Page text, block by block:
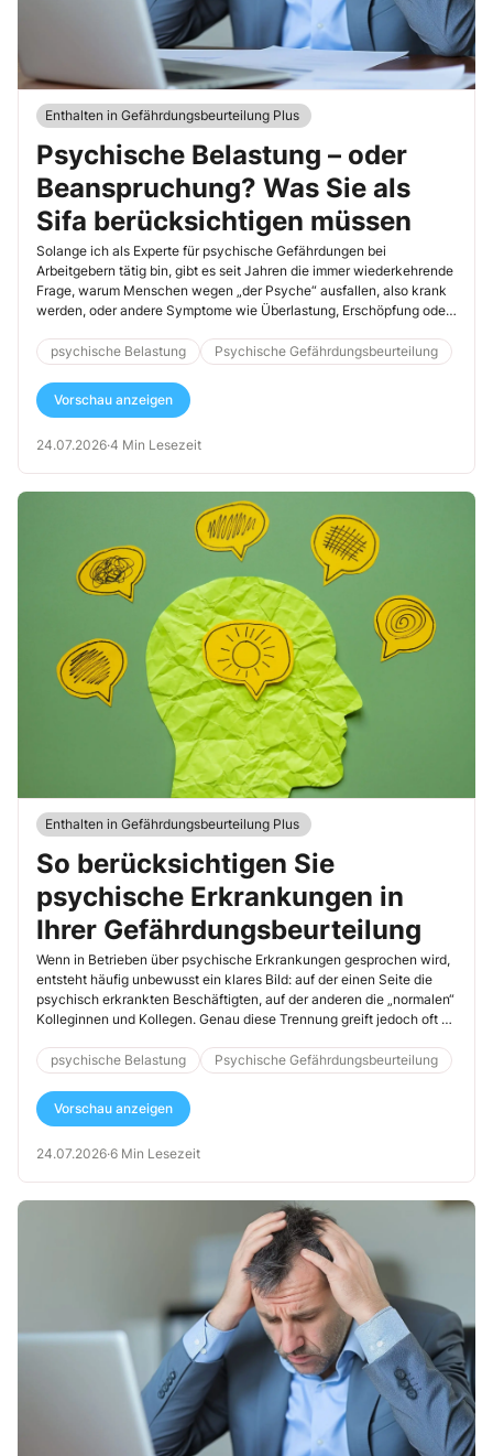
Enthalten in Gefährdungsbeurteilung Plus
Psychische Belastung – oder
Beanspruchung? Was Sie als
Sifa berücksichtigen müssen
Solange ich als Experte für psychische Gefährdungen bei
Arbeitgebern tätig bin, gibt es seit Jahren die immer wiederkehrende
Frage, warum Menschen wegen „der Psyche“ ausfallen, also krank
werden, oder andere Symptome wie Überlastung, Erschöpfung oder
der Sifa und den Führungskräften, der Unterschied zwischen
Belastung und Beanspruchung oft unklar ist. Ich habe Ihnen deshalb
die wichtigsten Punkte diesbezüglich und die Folgen, die sich
daraus für Sie ergeben, zusammengestellt.
psychische Belastung Psychische Gefährdungsbeurteilung
Vorschau anzeigen
24.07.2026·4 Min Lesezeit
Enthalten in Gefährdungsbeurteilung Plus
So berücksichtigen Sie
psychische Erkrankungen in
Ihrer Gefährdungsbeurteilung
Wenn in Betrieben über psychische Erkrankungen gesprochen wird,
entsteht häufig unbewusst ein klares Bild: auf der einen Seite die
psychisch erkrankten Beschäftigten, auf der anderen die „normalen“
Kolleginnen und Kollegen. Genau diese Trennung greift jedoch oft zu
eindeutig oder dauerhaft. Die Übergänge können fließend sein.
Starke Erschöpfung, private Krisen, Schlafmangel, Überforderung,
Angstzustände oder depressive Phasen können die Belastbarkeit
eines Menschen zeitweise massiv verändern – auch ohne klare
psychische Belastung Psychische Gefährdungsbeurteilung
Vorschau anzeigen
24.07.2026·6 Min Lesezeit